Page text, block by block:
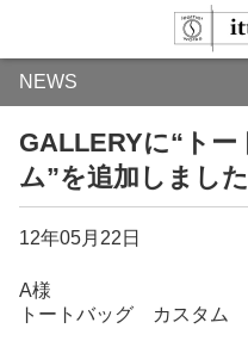
NEWS
GALLERYに“ト
ム”を追加しました
12年05月22日
A様
トートバッグ カスタム